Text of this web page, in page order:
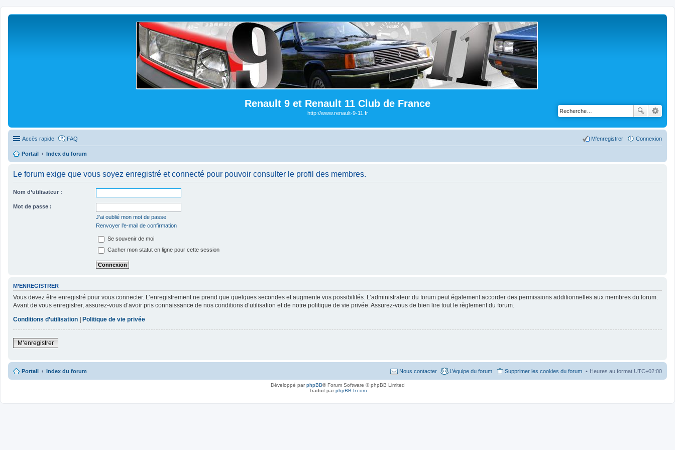
Renault 9 et Renault 11 Club de France
http://www.renault-9-11.fr
Accès rapide FAQ Connexion
M’enregistrer
Portail Index du forum
Le forum exige que vous soyez enregistré et connecté pour pouvoir consulter le profil des membres.
Nom d’utilisateur :
Mot de passe :
J’ai oublié mon mot de passe
Renvoyer l’e-mail de confirmation
Se souvenir de moi
Cacher mon statut en ligne pour cette session
M’ENREGISTRER
Vous devez être enregistré pour vous connecter. L’enregistrement ne prend que quelques secondes et augmente vos possibilités. L’administrateur du forum peut également accorder des permissions additionnelles aux membres du forum.
Avant de vous enregistrer, assurez-vous d’avoir pris connaissance de nos conditions d’utilisation et de notre politique de vie privée. Assurez-vous de bien lire tout le règlement du forum.
Conditions d’utilisation
Politique de vie privée
M’enregistrer
Portail Index du forum Heures au format UTC+02:00
Supprimer les cookies du forum
L’équipe du forum
Nous contacter
Développé parphpBB® Forum Software © phpBB Limited
Traduit parphpBB-fr.com